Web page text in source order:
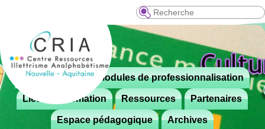
Recherche
Menu
principal
Aller
contenu
principal
 Le CRIA Modules de professionnalisation
Lieux de formation Ressources Partenaires
Espace pédagogique Archives